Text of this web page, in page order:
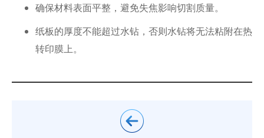
确保材料表面平整，避免失焦影响切割质量。
纸板的厚度不能超过水钻，否则水钻将无法粘附在热
转印膜上。